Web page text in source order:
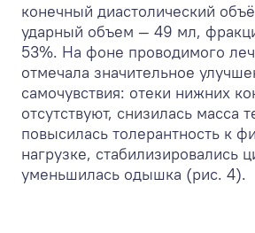
конечный диастолический
ударный объем — 49 мл,
53%. На фоне проводимого
отмечала значительное
самочувствия: отеки нижних
отсутствуют, снизилась масса
повысилась толерантность к
нагрузке, стабилизировались
уменьшилась одышка (рис. 4).